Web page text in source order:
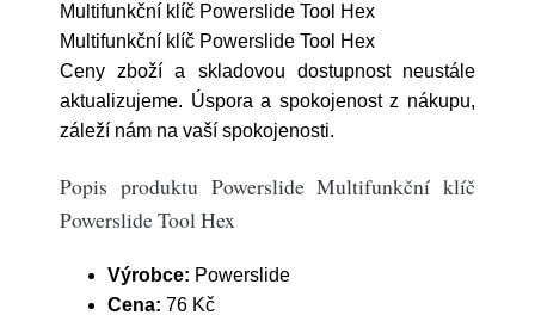
Multifunkční klíč Powerslide Tool Hex
Multifunkční klíč Powerslide Tool Hex
Ceny zboží a skladovou dostupnost neustále
aktualizujeme. Úspora a spokojenost z nákupu,
záleží nám na vaší spokojenosti.
Popis produktu Powerslide Multifunkční klíč
Powerslide Tool Hex
Výrobce: Powerslide
Cena: 76 Kč